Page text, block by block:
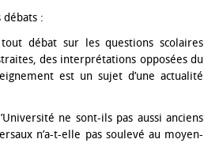
:
débat sur les questions scolaires
des interprétations opposées du
est un sujet d’une actualité
ne sont-ils pas aussi anciens
n’a-t-elle pas soulevé au moyen-